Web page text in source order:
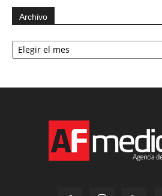
Archivo
Archivo